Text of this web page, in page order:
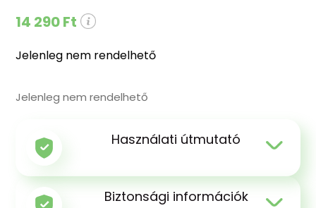
14 290 Ft
Jelenleg nem rendelhető
Jelenleg nem rendelhető
Használati útmutató
Biztonsági információk